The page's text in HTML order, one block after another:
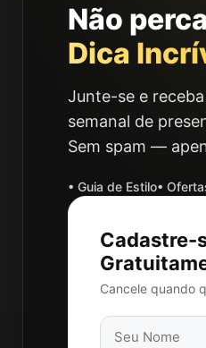
Não
Dica
Junte-se e
semanal de
Sem spam —
• Guia de Estilo•
Cadastre-
Cancele quando